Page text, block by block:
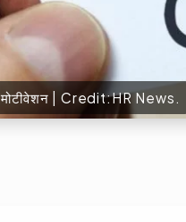
| Credit:HR News.